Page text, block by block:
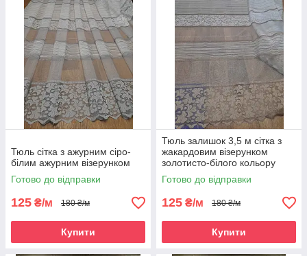
Тюль сітка з ажурним сіро-
білим ажурним візерунком
Готово до відправки
125 ₴/м 180 ₴/м
Купити
Тюль залишок 3,5 м сітка з
жакардовим візерунком
золотисто-білого кольору
Готово до відправки
125 ₴/м 180 ₴/м
Купити